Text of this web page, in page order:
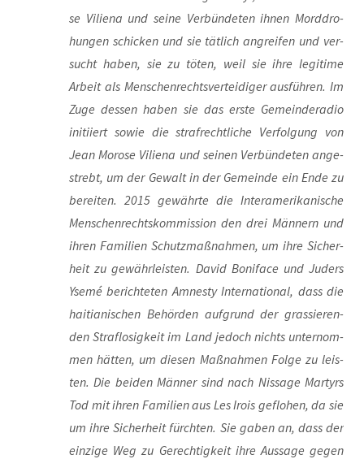
se Vili­ena und sei­ne Ver­bün­de­ten ihnen Mord­dro­
hun­gen schi­cken und sie tät­lich angrei­fen und ver­
sucht haben, sie zu töten, weil sie ihre legi­ti­me
Arbeit als Men­schen­rechts­ver­tei­di­ger aus­füh­ren. Im
Zuge des­sen haben sie das ers­te Gemein­de­ra­dio
initi­iert sowie die straf­recht­li­che Ver­fol­gung von
Jean Moro­se Vili­ena und sei­nen Ver­bün­de­ten ange­
strebt, um der Gewalt in der Gemein­de ein Ende zu
berei­ten. 2015 gewähr­te die Inter­ame­ri­ka­ni­sche
Men­schen­rechts­kom­mis­si­on den drei Män­nern und
ihren Fami­li­en Schutz­maß­nah­men, um ihre Sicher­
heit zu gewähr­leis­ten. David Boni­face und Juders
Yse­mé berich­te­ten Amnes­ty Inter­na­tio­nal, dass die
hai­tia­ni­schen Behör­den auf­grund der gras­sie­ren­
den Straf­lo­sig­keit im Land jedoch nichts unter­nom­
men hät­ten, um die­sen Maß­nah­men Fol­ge zu leis­
ten. Die bei­den Män­ner sind nach Nis­sa­ge Mar­tyrs
Tod mit ihren Fami­li­en aus Les Irois geflo­hen, da sie
um ihre Sicher­heit fürch­ten. Sie gaben an, dass der
ein­zi­ge Weg zu Gerech­tig­keit ihre Aus­sa­ge gegen